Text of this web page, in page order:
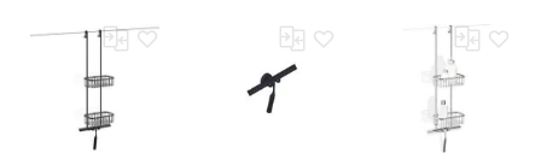
schwarz matt
schwarz matt -
schwarz matt
Glasabzieher,
Einhängen